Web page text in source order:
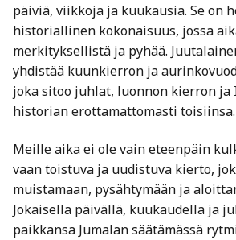
päiviä, viikkoja ja kuukausia. Se on
historiallinen kokonaisuus, jossa
merkityksellistä ja pyhää.
yhdistää kuunkierron ja
joka sitoo juhlat, luonnon kierron ja
historian erottamattomasti toisiinsa.
Meille aika ei ole vain eteenpäin
vaan toistuva ja uudistuva kierto,
muistamaan, pysähtymään ja
Jokaisella päivällä, kuukaudella ja
paikkansa Jumalan säätämässä